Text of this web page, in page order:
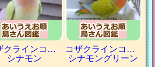
コザクラインコ（小桜インコ）
シナモン
コザクラインコ（小桜インコ）
シナモングリーン